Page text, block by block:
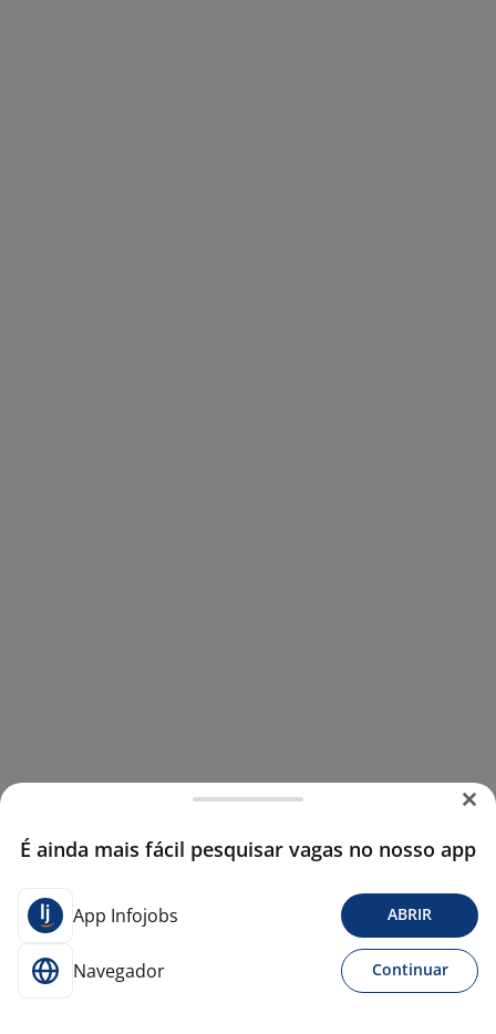
É ainda mais fácil pesquisar vagas no nosso app
App Infojobs ABRIR
Navegador Continuar